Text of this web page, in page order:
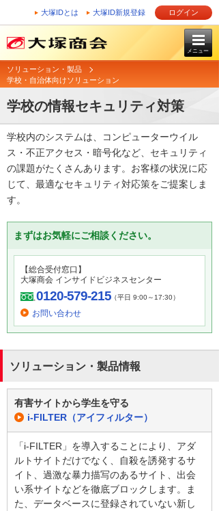
大塚IDとは 大塚ID新規登録 ログイン
メニュー
ソリューション・製品
学校・自治体向けソリューション
学校の情報セキュリティ対策
学校内のシステムは、コンピューターウイル
ス・不正アクセス・暗号化など、セキュリティ
の課題がたくさんあります。お客様の状況に応
じて、最適なセキュリティ対応策をご提案しま
す。
まずはお気軽にご相談ください。
【総合受付窓口】
大塚商会 インサイドビジネスセンター
0120-579-215（平日 9:00～17:30）
お問い合わせ
ソリューション・製品情報
有害サイトから学生を守る
i-FILTER（アイフィルター）
「i-FILTER」を導入することにより、アダ
ルトサイトだけでなく、自殺を誘発するサ
イト、過激な暴力描写のあるサイト、出会
い系サイトなどを徹底ブロックします。ま
た、データベースに登録されていない新し